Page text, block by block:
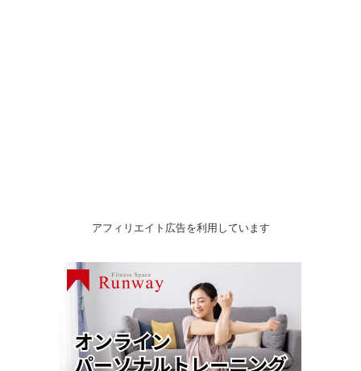
アフィリエイト広告を利用しています